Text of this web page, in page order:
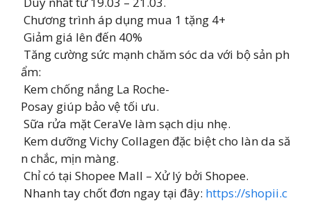
Chương trình áp dụng mua 1 tặng 4+
Giảm giá lên đến 40%
Tăng cường sức mạnh chăm sóc da với bộ sản ph
ẩm:
Kem chống nắng La Roche-
Posay giúp bảo vệ tối ưu.
Sữa rửa mặt CeraVe làm sạch dịu nhẹ.
️ Kem dưỡng Vichy Collagen đặc biệt cho làn da să
n chắc, mịn màng.
Chỉ có tại Shopee Mall – Xử lý bởi Shopee.
Nhanh tay chốt đơn ngay tại đây: https://shopii.c